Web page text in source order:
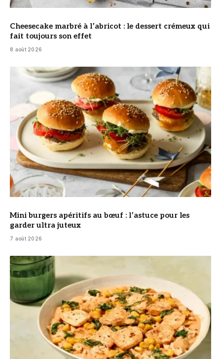
Cheesecake marbré à l’abricot : le dessert crémeux qui
fait toujours son effet
8 août 2026
© DR
Mini burgers apéritifs au bœuf : l’astuce pour les
garder ultra juteux
7 août 2026
© DR